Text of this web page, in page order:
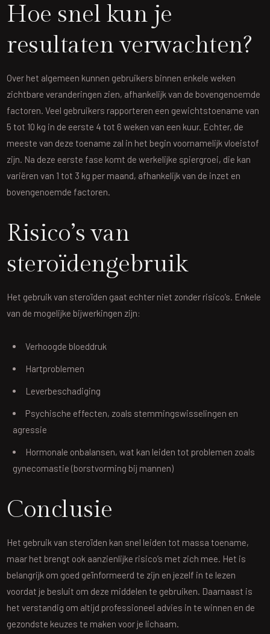
Hoe snel kun je
resultaten verwachten?
Over het algemeen kunnen gebruikers binnen enkele weken
zichtbare veranderingen zien, afhankelijk van de bovengenoemde
factoren. Veel gebruikers rapporteren een gewichtstoename van
5 tot 10 kg in de eerste 4 tot 6 weken van een kuur. Echter, de
meeste van deze toename zal in het begin voornamelijk vloeistof
zijn. Na deze eerste fase komt de werkelijke spiergroei, die kan
variëren van 1 tot 3 kg per maand, afhankelijk van de inzet en
bovengenoemde factoren.
Risico’s van
steroïdengebruik
Het gebruik van steroïden gaat echter niet zonder risico’s. Enkele
van de mogelijke bijwerkingen zijn:
Verhoogde bloeddruk
Hartproblemen
Leverbeschadiging
Psychische effecten, zoals stemmingswisselingen en
agressie
Hormonale onbalansen, wat kan leiden tot problemen zoals
gynecomastie (borstvorming bij mannen)
Conclusie
Het gebruik van steroïden kan snel leiden tot massa toename,
maar het brengt ook aanzienlijke risico’s met zich mee. Het is
belangrijk om goed geïnformeerd te zijn en jezelf in te lezen
voordat je besluit om deze middelen te gebruiken. Daarnaast is
het verstandig om altijd professioneel advies in te winnen en de
gezondste keuzes te maken voor je lichaam.